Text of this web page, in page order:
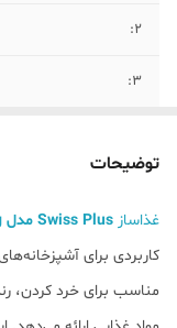
۲:
۳:
توضیحات
غذاساز Swiss Plus مدل SFP-511S with Jug
کاربردی برای
مناسب برای خرد کردن،